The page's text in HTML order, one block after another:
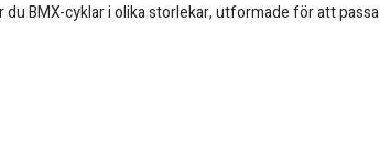
BMX-cyklar i olika storlekar, utformade för att